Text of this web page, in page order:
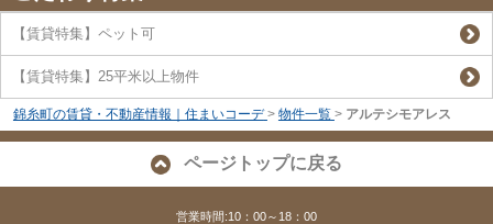
【賃貸特集】ペット可
【賃貸特集】25平米以上物件
錦糸町の賃貸・不動産情報｜住まいコーデ > 物件一覧 > アルテシモアレス
ページトップに戻る
営業時間:10：00～18：00